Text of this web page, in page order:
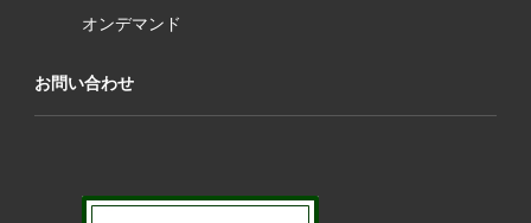
オンデマンド
お問い合わせ